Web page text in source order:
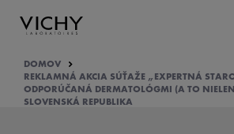
DOMOV
REKLAMNÁ AKCIA SÚŤAŽE „EXPERTNÁ
ODPORÚČANÁ DERMATOLÓGMI (A TO
SLOVENSKÁ REPUBLIKA